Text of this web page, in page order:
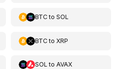
BTCto SOL
BTCto XRP
SOL to AVAX